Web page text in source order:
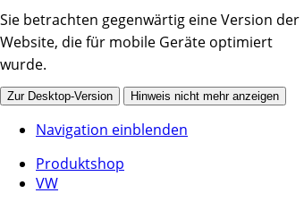
Sie betrachten gegenwärtig eine Version der
Website, die für mobile Geräte optimiert
wurde.
Zur Desktop-Version Hinweis nicht mehr anzeigen
Navigation einblenden
Produktshop
VW